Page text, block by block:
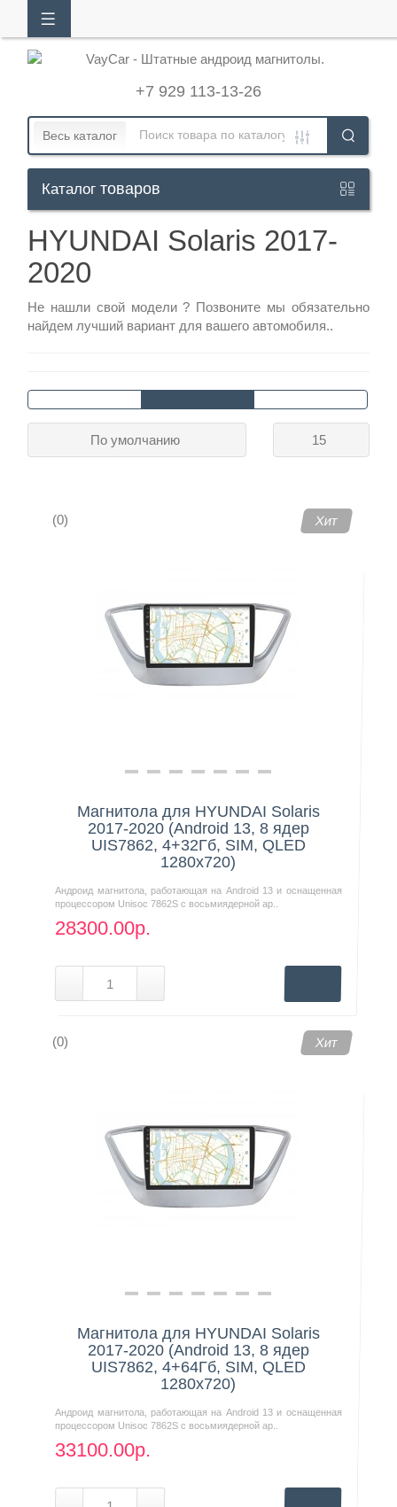
ТОВАРОВ
113-
13-
работы
Контакты
+7 929 113-13-26
Весь каталог
Каталог товаров
HYUNDAI Solaris 2017-
2020
Не нашли свой модели ? Позвоните мы обязательно
найдем лучший вариант для вашего автомобиля..
15
По умолчанию
(0) Хит
Магнитола для HYUNDAI Solaris
2017-2020 (Android 13, 8 ядер
UIS7862, 4+32Гб, SIM, QLED
1280x720)
Андроид магнитола, работающая на Android 13 и оснащенная
процессором Unisoc 7862S с восьмиядерной ар..
28300.00р.
(0) Хит
Магнитола для HYUNDAI Solaris
2017-2020 (Android 13, 8 ядер
UIS7862, 4+64Гб, SIM, QLED
1280x720)
Андроид магнитола, работающая на Android 13 и оснащенная
процессором Unisoc 7862S с восьмиядерной ар..
33100.00р.